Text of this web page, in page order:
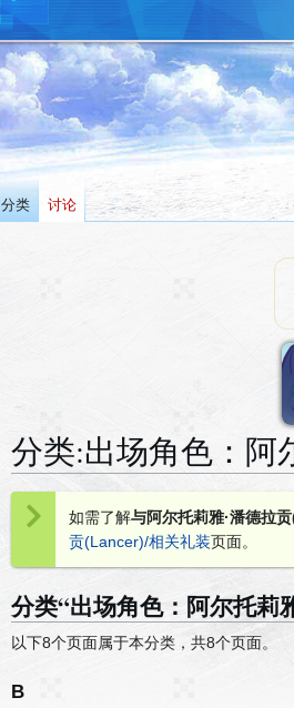
分类:出场角色：阿
航
索
如需了解与阿尔托莉雅·潘德拉
贡(Lancer)/相关礼装页面。
分类“出场角色：阿尔托莉
以下8个页面属于本分类，共8个页面。
B
分类 讨论